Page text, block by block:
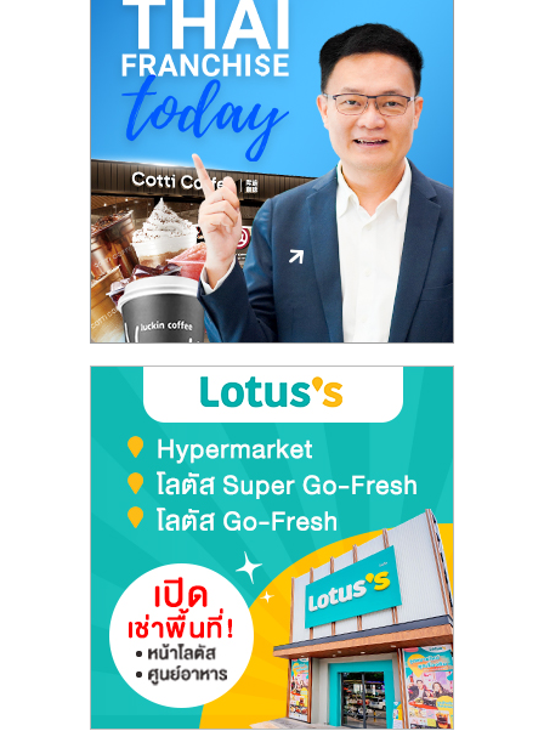
ปรึกษา
การ
ลงทุน
และ
ขยาย
ไชส์,